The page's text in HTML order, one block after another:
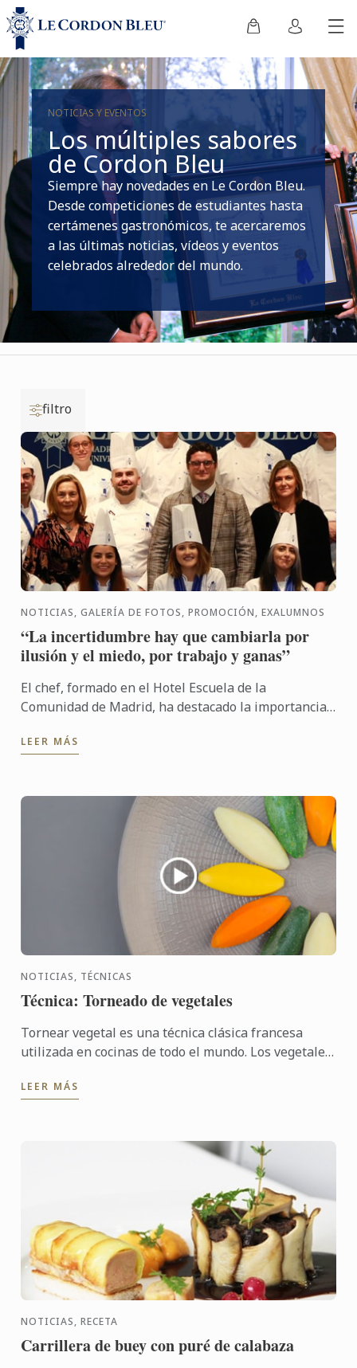
NOTICIAS Y EVENTOS
Los múltiples sabores
de Cordon Bleu
Siempre hay novedades en Le Cordon Bleu.
Desde competiciones de estudiantes hasta
certámenes gastronómicos, te acercaremos
a las últimas noticias, vídeos y eventos
celebrados alrededor del mundo.
filtro
NOTICIAS, GALERÍA DE FOTOS, PROMOCIÓN, EXALUMNOS
“La incertidumbre hay que cambiarla por
ilusión y el miedo, por trabajo y ganas”
El chef, formado en el Hotel Escuela de la
Comunidad de Madrid, ha destacado la importancia
como la cocina. ...
LEER MÁS
NOTICIAS, TÉCNICAS
Técnica: Torneado de vegetales
Tornear vegetal es una técnica clásica francesa
utilizada en cocinas de todo el mundo. Los vegetales
forma y ...
LEER MÁS
NOTICIAS, RECETA
Carrillera de buey con puré de calabaza